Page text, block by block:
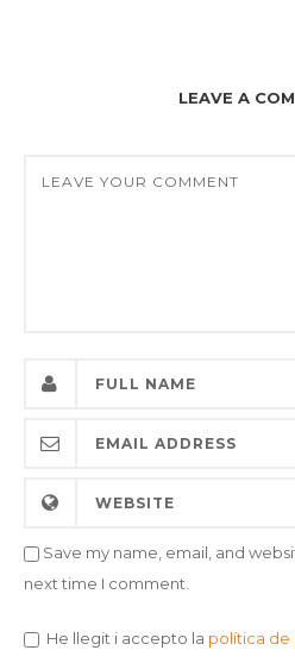
LEAVE A
Save my name, email, and
next time I comment.
He llegit i accepto la política de